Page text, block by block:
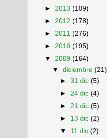
► 2013 (109)
► 2012 (178)
► 2011 (276)
► 2010 (195)
▼ 2009 (164)
▼diciembre(21)
►31 dic(5)
► 24 dic(4)
►21 dic(5)
► 13 dic(2)
▼ 11 dic(2)